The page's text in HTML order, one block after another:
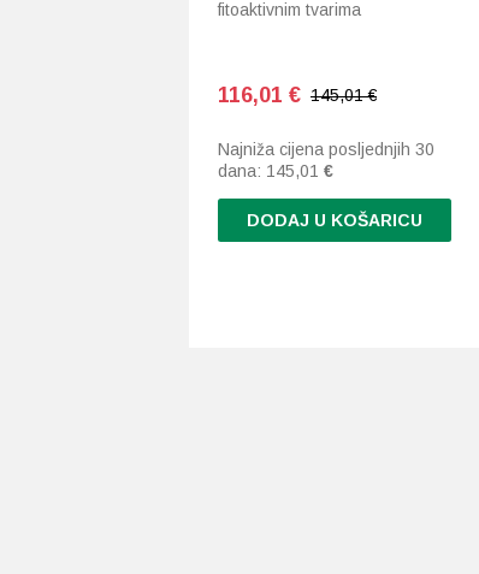
fitoaktivnim tvarima
116,01 € 145,01 €
Najniža cijena posljednjih 30
dana: 145,01 €
DODAJ U KOŠARICU